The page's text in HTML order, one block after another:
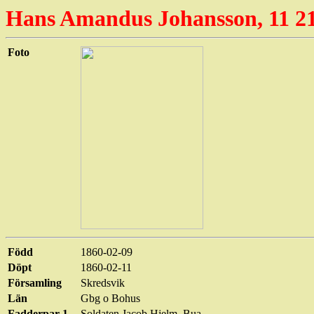
Hans Amandus Johansson, 11
Foto
Född
1860-02-09
Döpt
1860-02-11
Församling
Skredsvik
Län
Gbg o Bohus